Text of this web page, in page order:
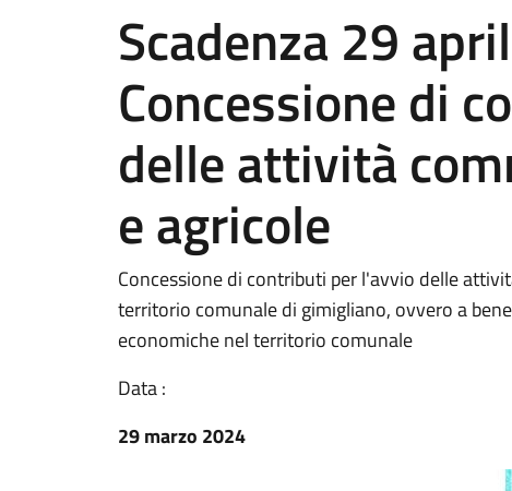
Scadenza 29
Concessione di
delle attività
e agricole
Concessione di contributi per l'avvio delle
territorio comunale di gimigliano, ovvero a
economiche nel territorio comunale
Data :
29 marzo 2024